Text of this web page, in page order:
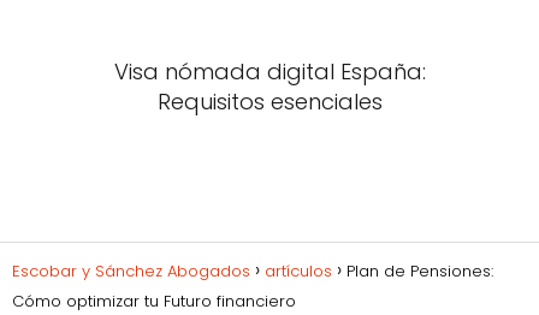
Visa nómada digital España:
Requisitos esenciales
Escobar y Sánchez Abogados artículos
Plan de Pensiones:
Cómo optimizar tu Futuro financiero